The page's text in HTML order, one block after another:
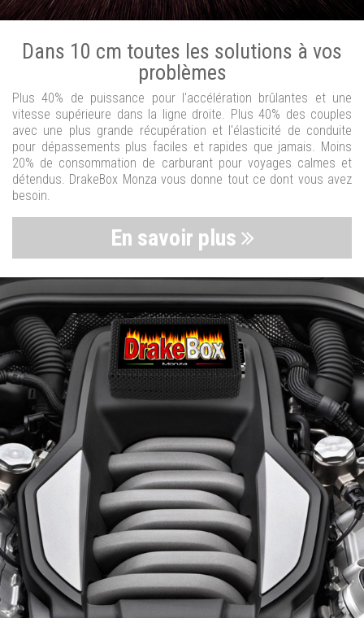
Dans 10 cm toutes les solutions à vos
problèmes
Plus 40% de puissance pour l'accélération brûlantes et une
vitesse supérieure dans la ligne droite. Plus 40% des couples
avec une plus grande récupération et l'élasticité de conduite
pour dépassements plus faciles et rapides que jamais. Moins
20% de consommation de carburant pour voyages calmes et
détendus. DrakeBox Monza vous donne tout ce dont vous avez
besoin.
En savoir plus